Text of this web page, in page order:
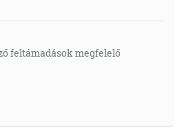
feltámadások megfelelő